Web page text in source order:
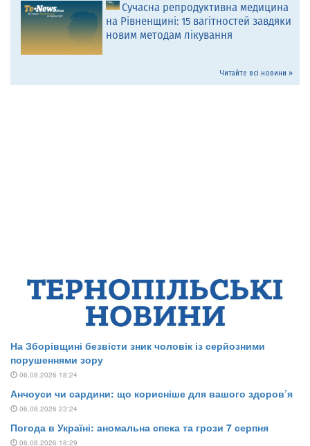
Сучасна репродуктивна медицина
на Рівненщині: 15 вагітностей завдяки
новим методам лікування
Читайте всі новини »